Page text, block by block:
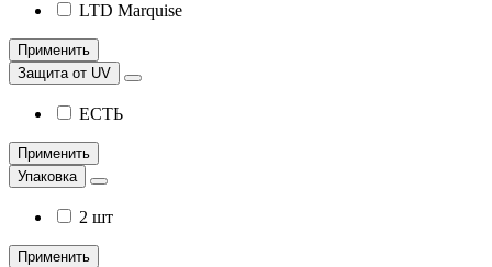
LTD Marquise
Применить
Защита от UV
ЕСТЬ
Применить
Упаковка
2 шт
Применить